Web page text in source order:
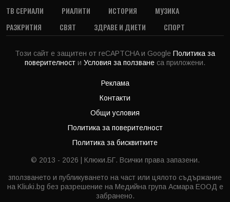
ТВ СЕРИАЛИ
РИАЛИТИ ИСТОРИЯ
МУЗИКА
РАЗКРИТИЯ
СВЯТ ЗДРАВЕ И ДИЕТИ СПОРТ
Този сайт е защитен от reCAPTCHA и Google Политика за
поверителност и Условия за ползване са приложени.
Реклама
Контакти
Общи условия
Политика за поверителност
Политика за бисквитките
© 2013 - 2026 | Клюки.БГ. Всички права запазени.
зползването и публикуването на част или цялото съдържание
на Kliuki.bg без разрешение на Медийна група Асмара ЕООД е
забранено.